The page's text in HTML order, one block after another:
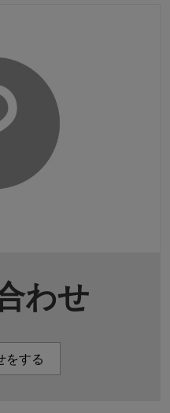
わせ
をする